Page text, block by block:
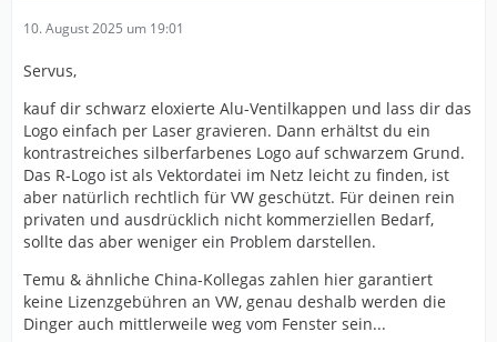
10. August 2025 um 19:01
Servus,
kauf dir schwarz eloxierte Alu-Ventilkappen und lass dir das
Logo einfach per Laser gravieren. Dann erhältst du ein
kontrastreiches silberfarbenes Logo auf schwarzem Grund.
Das R-Logo ist als Vektordatei im Netz leicht zu finden, ist
aber natürlich rechtlich für VW geschützt. Für deinen rein
privaten und ausdrücklich nicht kommerziellen Bedarf,
sollte das aber weniger ein Problem darstellen.
Temu & ähnliche China-Kollegas zahlen hier garantiert
keine Lizenzgebühren an VW, genau deshalb werden die
Dinger auch mittlerweile weg vom Fenster sein...